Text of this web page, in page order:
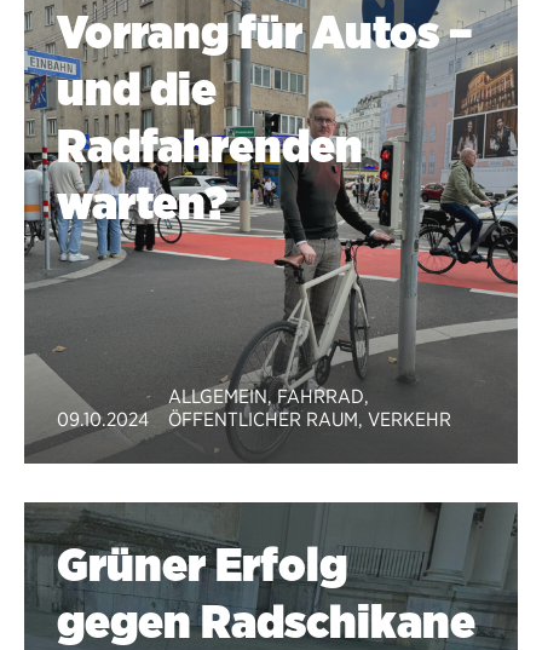
Vorrang für Autos –
und die
Radfahrenden
warten?
09.10.2024
ALLGEMEIN, FAHRRAD,
ÖFFENTLICHER RAUM, VERKEHR
Grüner Erfolg
gegen Radschikane